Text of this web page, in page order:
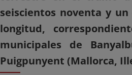
seiscientos noventa y un
longitud,
municipales de
Puigpunyent (Mallorca,